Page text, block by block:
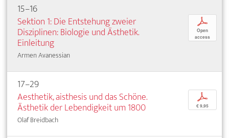
15–16
Sektion 1: Die Entstehung zweier
Disziplinen: Biologie und Ästhetik.
Einleitung
Armen Avanessian
p
Open
access
17–29
Aesthetik, aisthesis und das Schöne.
Ästhetik der Lebendigkeit um 1800
Olaf Breidbach
p
€ 9,95